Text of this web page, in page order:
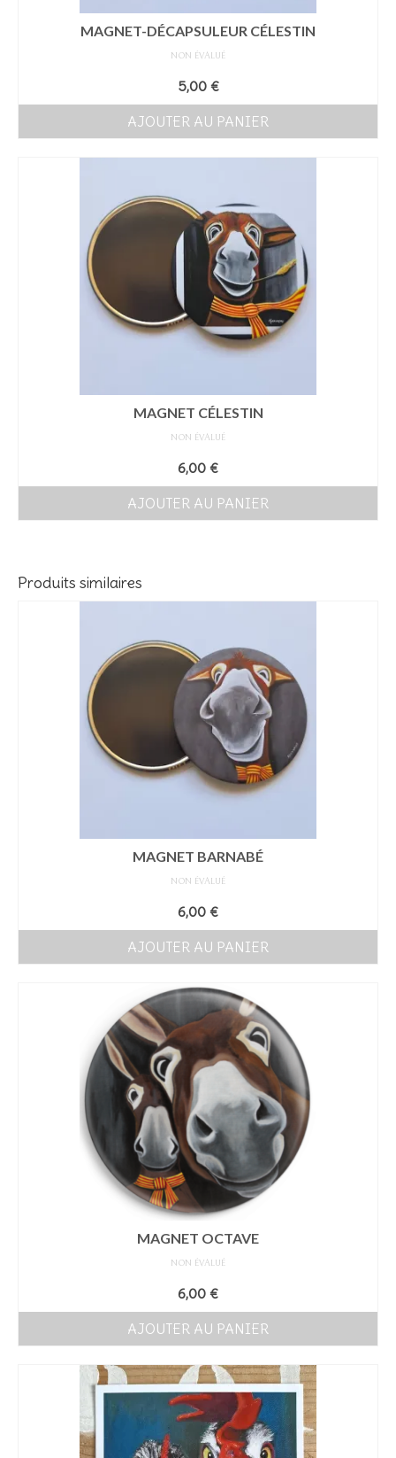
MAGNET-DÉCAPSULEUR CÉLESTIN
NON ÉVALUÉ
5,00 €
AJOUTER AU PANIER
MAGNET CÉLESTIN
NON ÉVALUÉ
6,00 €
AJOUTER AU PANIER
Produits similaires
MAGNET BARNABÉ
NON ÉVALUÉ
6,00 €
AJOUTER AU PANIER
MAGNET OCTAVE
NON ÉVALUÉ
6,00 €
AJOUTER AU PANIER